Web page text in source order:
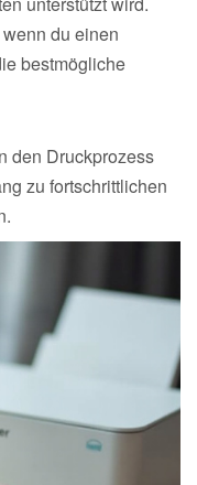
du einen
bestmögliche
den Druckprozess
zu fortschrittlichen